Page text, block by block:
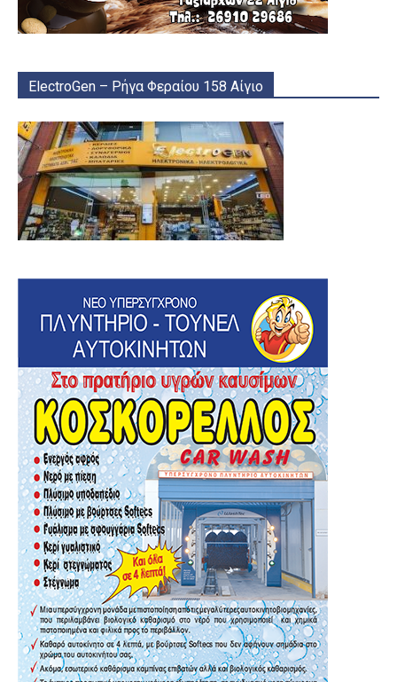
ElectroGen – Ρήγα Φεραίου 158 Αίγιο